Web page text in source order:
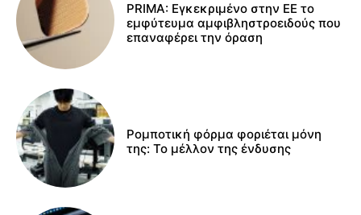
PRIMA: Εγκεκριμένο στην ΕΕ το
εμφύτευμα αμφιβληστροειδούς που
επαναφέρει την όραση
Ρομποτική φόρμα φοριέται μόνη
της: Το μέλλον της ένδυσης